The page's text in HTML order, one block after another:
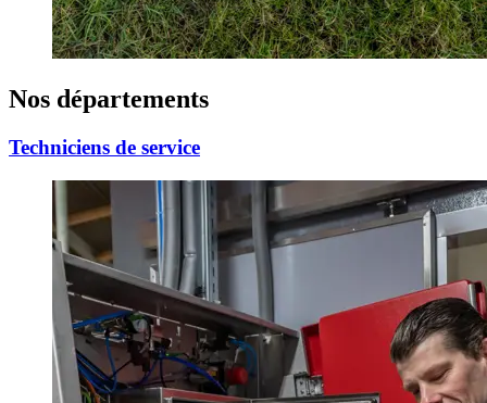
Nos départements
Techniciens de service